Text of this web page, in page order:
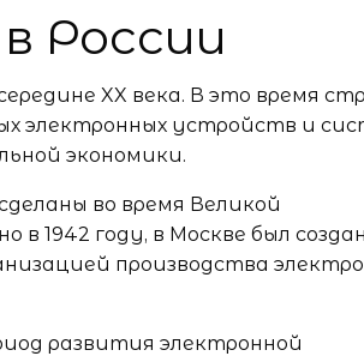
России
XX века. В это время
электронных устройств и
экономики.
во время Великой
1942 году, в Москве был создан
производства
развития электронной